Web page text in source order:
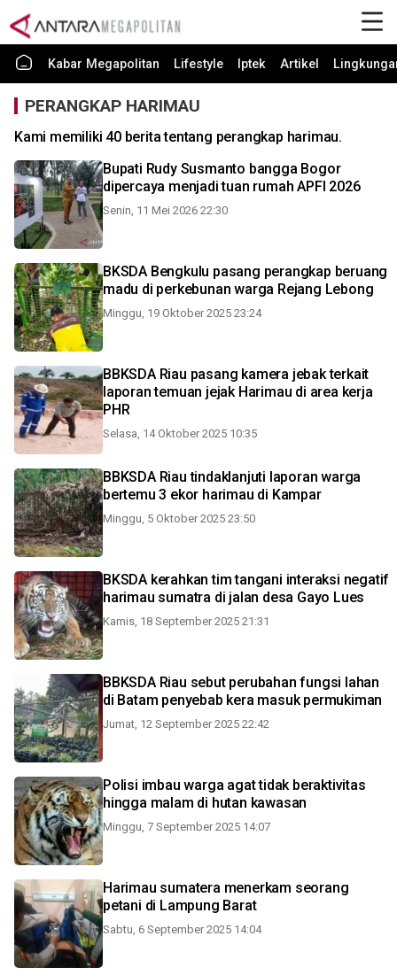
Kabar Megapolitan Lifestyle Iptek Artikel
PERANGKAP HARIMAU
Kami memiliki 40 berita tentang perangkap harimau.
Bupati Rudy Susmanto bangga Bogor
dipercaya menjadi tuan rumah APFI 2026
Senin, 11 Mei 2026 22:30
BKSDA Bengkulu pasang perangkap beruang
madu di perkebunan warga Rejang Lebong
Minggu, 19 Oktober 2025 23:24
BBKSDA Riau pasang kamera jebak terkait
laporan temuan jejak Harimau di area kerja
PHR
Selasa, 14 Oktober 2025 10:35
BBKSDA Riau tindaklanjuti laporan warga
bertemu 3 ekor harimau di Kampar
Minggu, 5 Oktober 2025 23:50
BKSDA kerahkan tim tangani interaksi negatif
harimau sumatra di jalan desa Gayo Lues
Kamis, 18 September 2025 21:31
BBKSDA Riau sebut perubahan fungsi lahan
di Batam penyebab kera masuk permukiman
Jumat, 12 September 2025 22:42
Polisi imbau warga agat tidak beraktivitas
hingga malam di hutan kawasan
Minggu, 7 September 2025 14:07
Harimau sumatera menerkam seorang
petani di Lampung Barat
Sabtu, 6 September 2025 14:04